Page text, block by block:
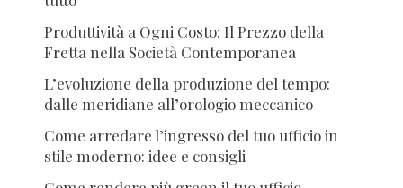
Produttività a Ogni Costo: Il Prezzo della
Fretta nella Società Contemporanea
L’evoluzione della produzione del tempo:
dalle meridiane all’orologio meccanico
Come arredare l’ingresso del tuo ufficio in
stile moderno: idee e consigli